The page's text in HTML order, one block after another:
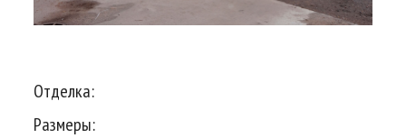
Отделка:
Размеры: